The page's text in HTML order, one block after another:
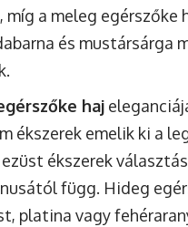
a meleg egérszőke
és mustársárga
haj
ékszerek emelik ki a
ékszerek
függ. Hideg
platina vagy